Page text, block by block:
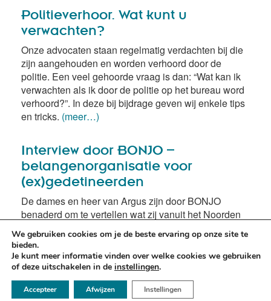
Politieverhoor. Wat kunt u
verwachten?
Onze advocaten staan regelmatig verdachten bij die
zijn aangehouden en worden verhoord door de
politie. Een veel gehoorde vraag is dan: “Wat kan ik
verwachten als ik door de politie op het bureau word
verhoord?”. In deze bij bijdrage geven wij enkele tips
en tricks. (meer…)
Interview door BONJO –
belangenorganisatie voor
(ex)gedetineerden
De dames en heer van Argus zijn door BONJO
benaderd om te vertellen wat zij vanuit het Noorden
des lands betekenen voor hun strafrechtelijke
clientèle.(meer…)
✉ info@argusadvocaten.nl
We gebruiken cookies om je de beste ervaring op onze site te
bieden.
Je kunt meer informatie vinden over welke cookies we gebruiken
of deze uitschakelen in de instellingen.
Accepteer Afwijzen Instellingen